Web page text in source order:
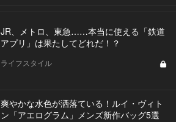
JR、メトロ、東急……本当に使える「鉄道
アプリ」は果たしてどれだ！？
ライフスタイル
爽やかな水色が洒落ている！ルイ・ヴィト
ン「アエログラム」メンズ新作バッグ5選